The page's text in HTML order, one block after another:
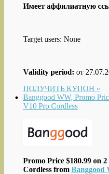
Имеет аффилиатную
Target users: None
Validity period: от
ПОЛУЧИТЬ КУПОН »
Banggood WW, Promo
V10 Pro Cordless
Promo Price $180.99 on
Cordless from Banggood